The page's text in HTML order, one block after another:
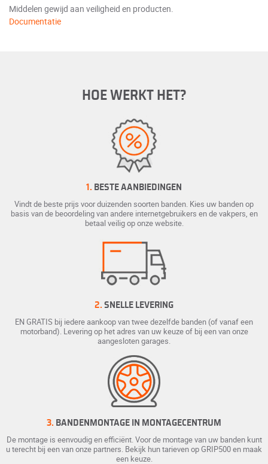
Middelen gewijd aan veiligheid en producten.
Documentatie
HOE WERKT HET?
1. BESTE AANBIEDINGEN
Vindt de beste prijs voor duizenden soorten banden. Kies uw banden op
basis van de beoordeling van andere internetgebruikers en de vakpers, en
betaal veilig op onze website.
2. SNELLE LEVERING
EN GRATIS bij iedere aankoop van twee dezelfde banden (of vanaf een
motorband). Levering op het adres van uw keuze of bij een van onze
aangesloten garages.
3. BANDENMONTAGE IN MONTAGECENTRUM
De montage is eenvoudig en efficiënt. Voor de montage van uw banden kunt
u terecht bij een van onze partners. Bekijk hun tarieven op GRIP500 en maak
een keuze.